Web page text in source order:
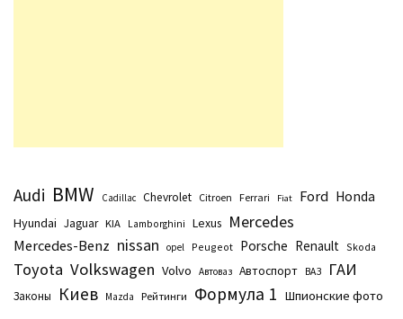
Audi BMW Cadillac Chevrolet Citroen Ferrari Fiat Ford Honda
Hyundai Jaguar KIA Lamborghini Lexus Mercedes
Mercedes-Benz nissan opel Peugeot Porsche Renault Skoda
Toyota Volkswagen Volvo Автоваз Автоспорт ВАЗ ГАИ
Законы Киев Маzda Рейтинги Формула 1 Шпионские фото